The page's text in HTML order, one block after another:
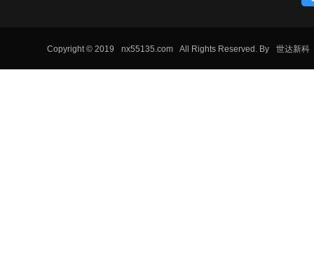
Copyright © 2019 nx55135.com All Rights Reserved. By 世达新科